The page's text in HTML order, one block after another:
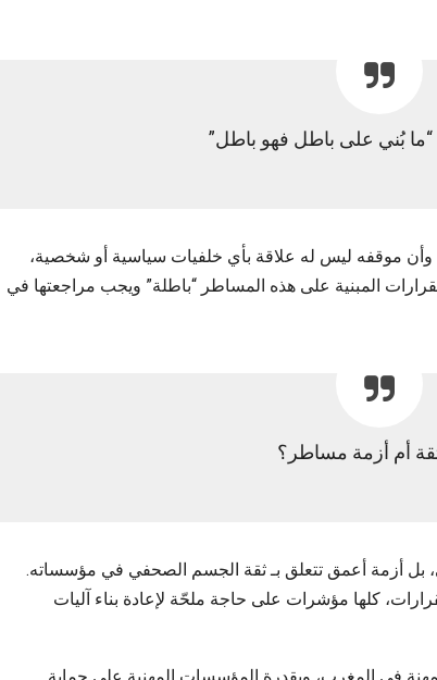
“ما بُني على باطل فهو باطل”
وأن موقفه ليس له علاقة بأي خلفيات سياسية أو شخصية،
المبنية على هذه المساطر “باطلة” ويجب مراجعتها في
أم أزمة مساطر؟
بل أزمة أعمق تتعلق بـ ثقة الجسم الصحفي في مؤسساته.
كلها مؤشرات على حاجة ملحّة لإعادة بناء آليات